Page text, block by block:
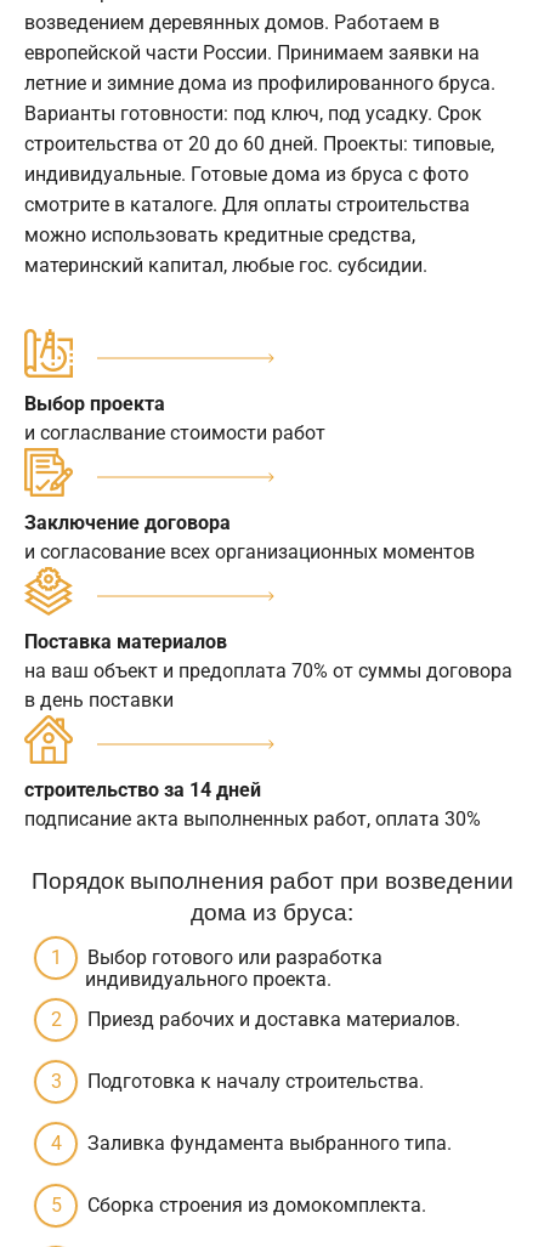
возведением деревянных домов. Работаем в
европейской части России. Принимаем заявки на
летние и зимние дома из профилированного бруса.
Варианты готовности: под ключ, под усадку. Срок
строительства от 20 до 60 дней. Проекты: типовые,
индивидуальные. Готовые дома из бруса с фото
смотрите в каталоге. Для оплаты строительства
можно использовать кредитные средства,
материнский капитал, любые гос. субсидии.
Выбор проекта
и согласлвание стоимости работ
Заключение договора
и согласование всех организационных моментов
Поставка материалов
на ваш объект и предоплата 70% от суммы договора
в день поставки
строительство за 14 дней
подписание акта выполненных работ, оплата 30%
Порядок выполнения работ при возведении
дома из бруса:
Выбор готового или разработка
индивидуального проекта.
Приезд рабочих и доставка материалов.
Подготовка к началу строительства.
Заливка фундамента выбранного типа.
Сборка строения из домокомплекта.